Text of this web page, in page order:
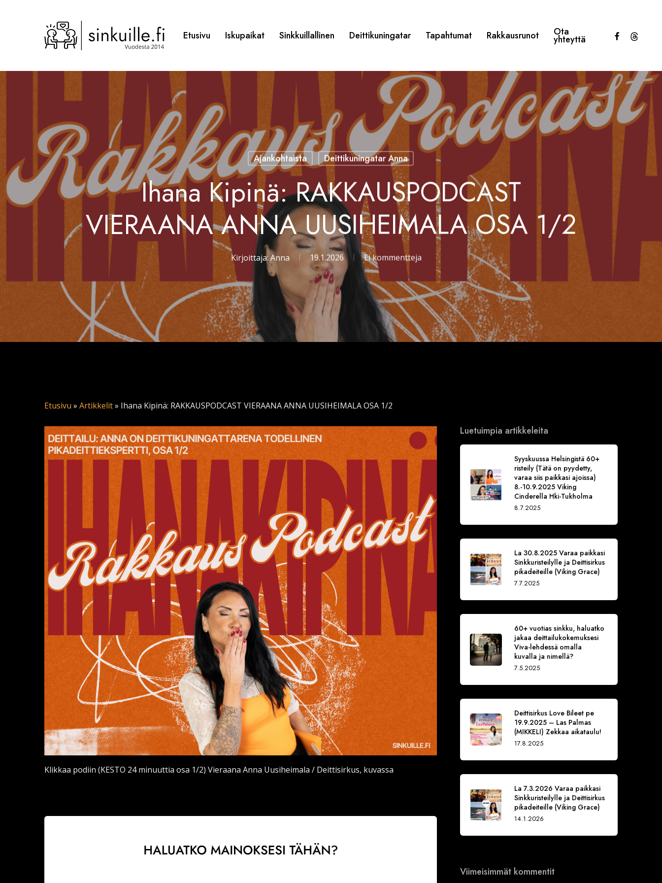
Etusivu Iskupaikat Sinkkuillallinen Deittikuningatar Tapahtumat Rakkausrunot Ota
yhteyttä facebookthreads
Ajankohtaista Deittikuningatar Anna
Ihana Kipinä: RAKKAUSPODCAST
VIERAANA ANNA UUSIHEIMALA OSA 1/2
Kirjoittaja:Anna 19.1.2026 Ei kommentteja
Etusivu » Artikkelit» Ihana Kipinä: RAKKAUSPODCAST VIERAANA ANNA UUSIHEIMALA OSA 1/2
Klikkaa podiin (KESTO 24 minuuttia osa 1/2) Vieraana Anna Uusiheimala / Deittisirkus, kuvassa
Luetuimpia artikkeleita
Syyskuussa Helsingistä 60+
risteily (Tätä on pyydetty,
varaa siis paikkasi ajoissa)
8.-10.9.2025 Viking
Cinderella Hki-Tukholma
8.7.2025
La 30.8.2025 Varaa paikkasi
Sinkkuristeilylle ja Deittisirkus
pikadeiteille (Viking Grace)
7.7.2025
60+ vuotias sinkku, haluatko
jakaa deittailukokemuksesi
Viva-lehdessä omalla
kuvalla ja nimellä?
7.5.2025
Deittisirkus Love Bileet pe
19.9.2025 – Las Palmas
(MIKKELI) Zekkaa aikataulu!
17.8.2025
La 7.3.2026 Varaa paikkasi
Sinkkuristeilylle ja Deittisirkus
pikadeiteille (Viking Grace)
14.1.2026
Viimeisimmät kommentit